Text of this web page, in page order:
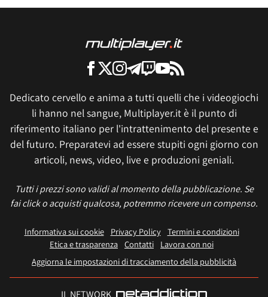
Dedicato cervello e anima a tutti quelli che i videogiochi
li hanno nel sangue, Multiplayer.it è il punto di
riferimento italiano per l'intrattenimento del presente e
del futuro. Preparatevi ad essere stupiti ogni giorno con
articoli, news, video, live e produzioni geniali.
Tutti i prezzi sono validi al momento della pubblicazione. Se
fai click o acquisti qualcosa, potremmo ricevere un compenso.
Informativa sui cookie Privacy Policy
Termini e condizioni
Etica e trasparenza Contatti
Lavora con noi
Aggiorna le impostazioni di tracciamento della pubblicità
IL NETWORK